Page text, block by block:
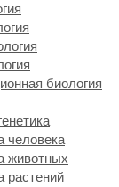
биология
человека
животных
растений